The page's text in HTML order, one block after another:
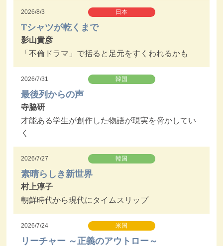
2026/8/3 日本
Tシャツが乾くまで
影山貴彦
「不倫ドラマ」で括ると足元をすくわれるかも
2026/7/31 韓国
最後列からの声
寺脇研
才能ある学生が創作した物語が現実を脅かしてい
く
2026/7/27 韓国
素晴らしき新世界
村上淳子
朝鮮時代から現代にタイムスリップ
2026/7/24 米国
リーチャー ～正義のアウトロー～